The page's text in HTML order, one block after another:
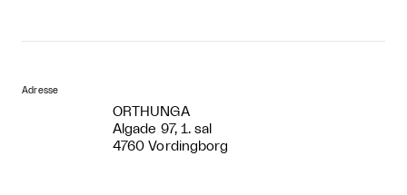
Adresse
ORTHUNGA
Algade 97, 1. sal
4760 Vordingborg